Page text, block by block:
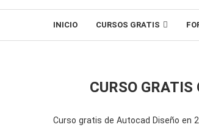
INICIO CURSOS GRATIS
CURSO
Curso gratis de Autocad Diseño en